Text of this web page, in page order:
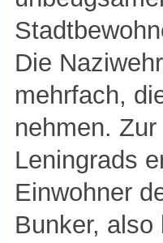
Die
mehrfach,
nehmen.
Leningrads
Einwohner
Bunker, also